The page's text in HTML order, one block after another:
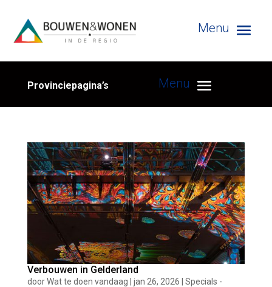
Provinciepagina’s
Verbouwen in Gelderland
doorWat te doen vandaag jan 26, 2026
Specials -